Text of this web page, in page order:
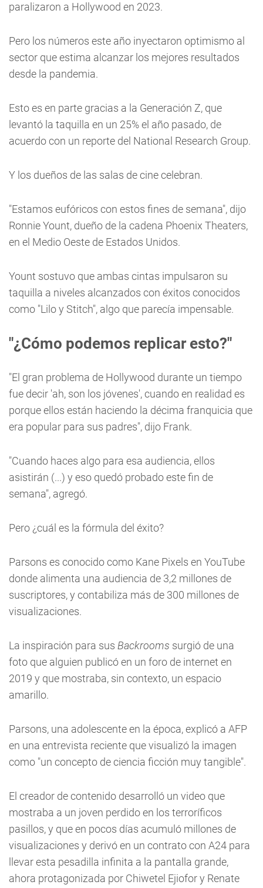
paralizaron a Hollywood en 2023.
Pero los números este año inyectaron optimismo al
sector que estima alcanzar los mejores resultados
desde la pandemia.
Esto es en parte gracias a la Generación Z, que
levantó la taquilla en un 25% el año pasado, de
acuerdo con un reporte del National Research Group.
Y los dueños de las salas de cine celebran.
"Estamos eufóricos con estos fines de semana", dijo
Ronnie Yount, dueño de la cadena Phoenix Theaters,
en el Medio Oeste de Estados Unidos.
Yount sostuvo que ambas cintas impulsaron su
taquilla a niveles alcanzados con éxitos conocidos
como "Lilo y Stitch", algo que parecía impensable.
"¿Cómo podemos replicar esto?"
"El gran problema de Hollywood durante un tiempo
fue decir 'ah, son los jóvenes', cuando en realidad es
porque ellos están haciendo la décima franquicia que
era popular para sus padres", dijo Frank.
"Cuando haces algo para esa audiencia, ellos
asistirán (...) y eso quedó probado este fin de
semana", agregó.
Pero ¿cuál es la fórmula del éxito?
Parsons es conocido como Kane Pixels en YouTube
donde alimenta una audiencia de 3,2 millones de
suscriptores, y contabiliza más de 300 millones de
visualizaciones.
La inspiración para sus Backrooms surgió de una
foto que alguien publicó en un foro de internet en
2019 y que mostraba, sin contexto, un espacio
amarillo.
Parsons, una adolescente en la época, explicó a AFP
en una entrevista reciente que visualizó la imagen
como "un concepto de ciencia ficción muy tangible".
El creador de contenido desarrolló un video que
mostraba a un joven perdido en los terroríficos
pasillos, y que en pocos días acumuló millones de
visualizaciones y derivó en un contrato con A24 para
llevar esta pesadilla infinita a la pantalla grande,
ahora protagonizada por Chiwetel Ejiofor y Renate